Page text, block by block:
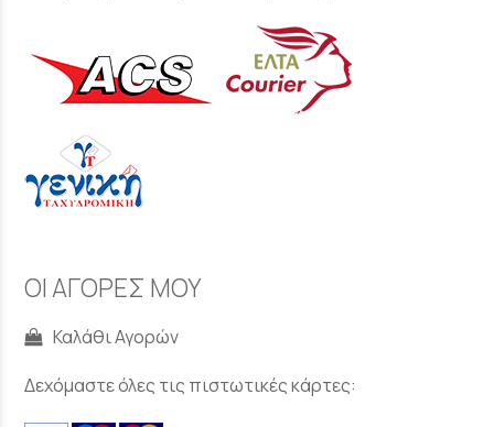
ΟΙ ΑΓΟΡΕΣ ΜΟΥ
Καλάθι Αγορών
Δεχόμαστε όλες τις πιστωτικές κάρτες: